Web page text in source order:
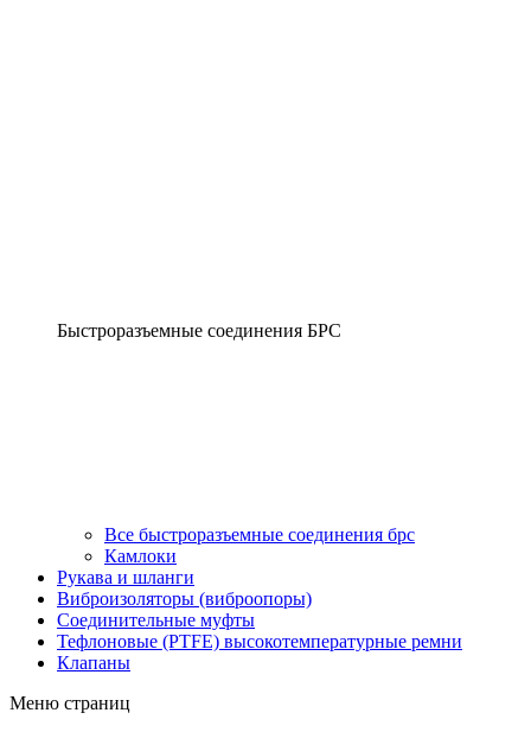
Быстроразъемные соединения БРС
Все быстроразъемные соединения брс
Камлоки
Рукава и шланги
Виброизоляторы (виброопоры)
Соединительные муфты
Тефлоновые (PTFE) высокотемпературные ремни
Клапаны
Меню страниц